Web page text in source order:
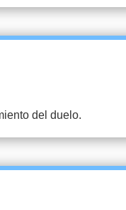
del duelo.